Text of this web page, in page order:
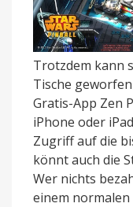
Trotzdem kann
Tische
Gratis-App Zen
iPhone oder
Zugriff auf die
könnt auch die
Wer nichts
einem normalen